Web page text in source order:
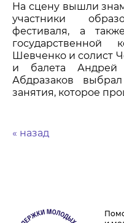
На сцену вышли
участники
фестиваля, а
государственной
Шевченко и солист
и балета Андрей
Абдразаков
занятия, которое
« назад